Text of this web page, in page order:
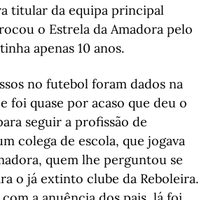
titular da equipa principal
o Estrela da Amadora pelo
apenas 10 anos.
no futebol foram dados na
foi quase por acaso que deu o
seguir a profissão de
colega de escola, que jogava
quem lhe perguntou se
o já extinto clube da Reboleira.